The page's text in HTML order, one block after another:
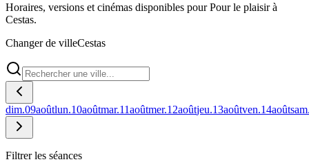
Horaires, versions et cinémas disponibles pour Pour le plaisir à
Cestas.
Changer de villeCestas
dim.09aoûtlun.10aoûtmar.11aoûtmer.12aoûtjeu.13aoûtven.14août
Filtrer les séances